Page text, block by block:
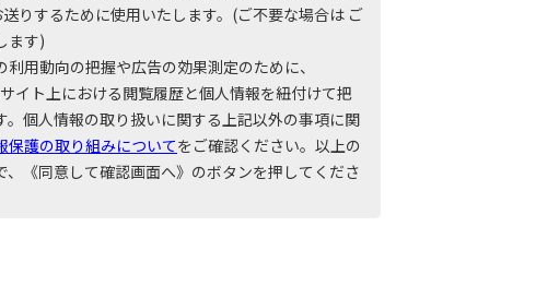
りするために使用いたします。(ご不要な場合は ご
ます)
用動向の把握や広告の効果測定のために、
イト上における閲覧履歴と個人情報を紐付けて把
。個人情報の取り扱いに関する上記以外の事項に関
保護の取り組みについてをご確認ください。以上の
、《同意して確認画面へ》のボタンを押してくださ